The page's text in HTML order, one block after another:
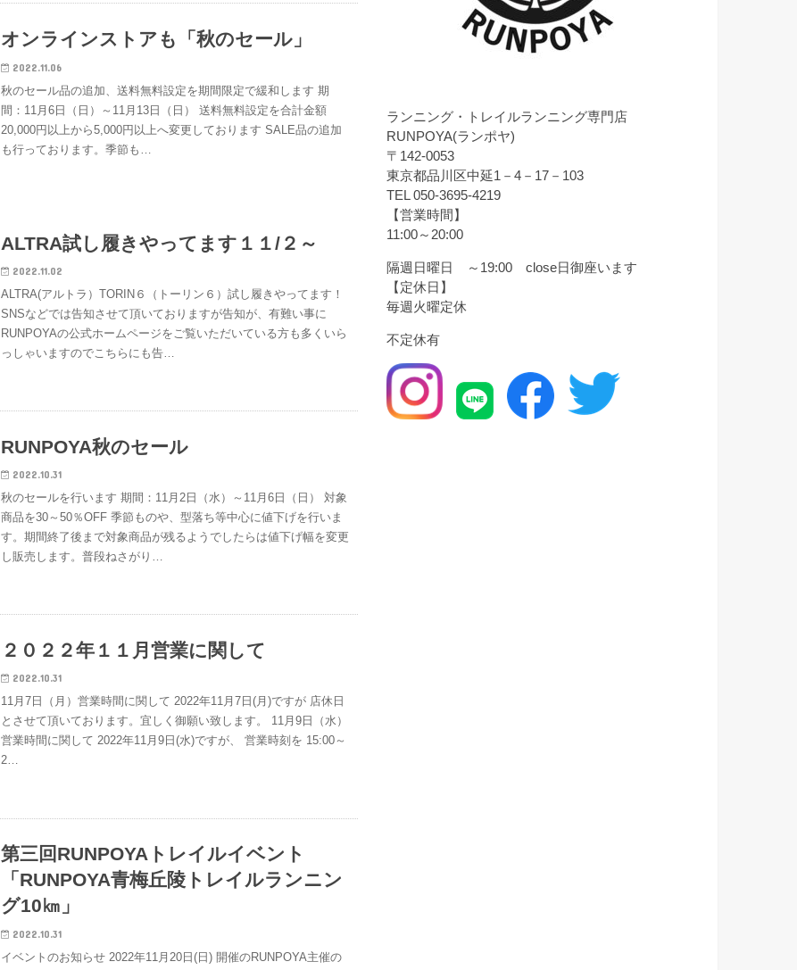
オンラインストアも「秋のセール」
2022.11.06
秋のセール品の追加、送料無料設定を期間限定で緩和します 期
間：11月6日（日）～11月13日（日） 送料無料設定を合計金額
20,000円以上から5,000円以上へ変更しております SALE品の追加
も行っております。季節も…
ALTRA試し履きやってます１１/２～
2022.11.02
ALTRA(アルトラ）TORIN６（トーリン６）試し履きやってます！
SNSなどでは告知させて頂いておりますが告知が、有難い事に
RUNPOYAの公式ホームページをご覧いただいている方も多くいら
っしゃいますのでこちらにも告…
RUNPOYA秋のセール
2022.10.31
秋のセールを行います 期間：11月2日（水）～11月6日（日） 対象
商品を30～50％OFF 季節ものや、型落ち等中心に値下げを行いま
す。期間終了後まで対象商品が残るようでしたらは値下げ幅を変更
し販売します。普段ねさがり…
２０２２年１１月営業に関して
2022.10.31
11月7日（月）営業時間に関して 2022年11月7日(月)ですが 店休日
とさせて頂いております。宜しく御願い致します。 11月9日（水）
営業時間に関して 2022年11月9日(水)ですが、 営業時刻を 15:00～
2…
第三回RUNPOYAトレイルイベント
「RUNPOYA青梅丘陵トレイルランニン
グ10㎞」
2022.10.31
イベントのお知らせ 2022年11月20日(日) 開催のRUNPOYA主催の
ランニング・トレイルランニング専門店
RUNPOYA(ランポヤ)
〒142-0053
東京都品川区中延1－4－17－103
TEL 050-3695-4219
【営業時間】
11:00～20:00
隔週日曜日 ～19:00 close日御座います
【定休日】
毎週火曜定休
不定休有